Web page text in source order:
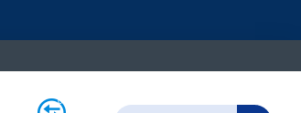
0